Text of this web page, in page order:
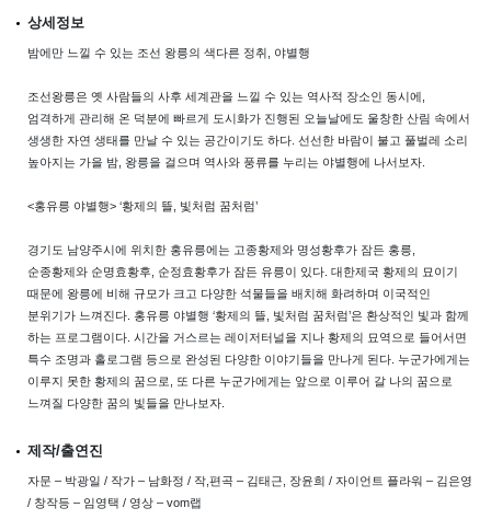
상세정보
밤에만 느낄 수 있는 조선 왕릉의 색다른 정취, 야별행
조선왕릉은 옛 사람들의 사후 세계관을 느낄 수 있는 역사적 장소인 동시에,
엄격하게 관리해 온 덕분에 빠르게 도시화가 진행된 오늘날에도 울창한 산림 속에서
생생한 자연 생태를 만날 수 있는 공간이기도 하다. 선선한 바람이 불고 풀벌레 소리
높아지는 가을 밤, 왕릉을 걸으며 역사와 풍류를 누리는 야별행에 나서보자.
<홍유릉 야별행> ‘황제의 뜰, 빛처럼 꿈처럼’
경기도 남양주시에 위치한 홍유릉에는 고종황제와 명성황후가 잠든 홍릉,
순종황제와 순명효황후, 순정효황후가 잠든 유릉이 있다. 대한제국 황제의 묘이기
때문에 왕릉에 비해 규모가 크고 다양한 석물들을 배치해 화려하며 이국적인
분위기가 느껴진다. 홍유릉 야별행 ‘황제의 뜰, 빛처럼 꿈처럼’은 환상적인 빛과 함께
하는 프로그램이다. 시간을 거스르는 레이저터널을 지나 황제의 묘역으로 들어서면
특수 조명과 홀로그램 등으로 완성된 다양한 이야기들을 만나게 된다. 누군가에게는
이루지 못한 황제의 꿈으로, 또 다른 누군가에게는 앞으로 이루어 갈 나의 꿈으로
느껴질 다양한 꿈의 빛들을 만나보자.
제작/출연진
자문 – 박광일 / 작가 – 남화정 / 작,편곡 – 김태근, 장윤희 / 자이언트 플라워 – 김은영
/ 창작등 – 임영택 / 영상 – vom랩